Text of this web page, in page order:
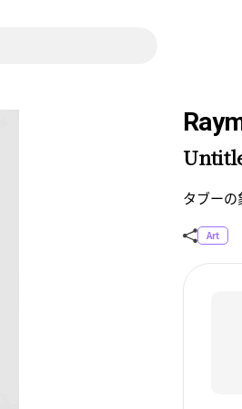
タブーの
Art